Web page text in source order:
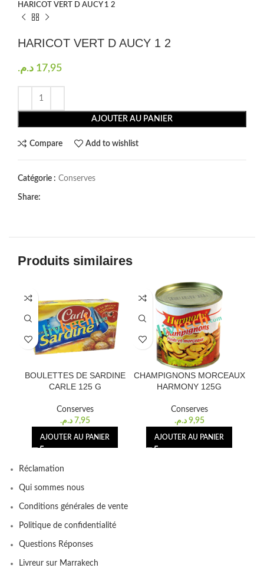
HARICOT VERT D AUCY 1 2
HARICOT VERT D AUCY 1 2
17,95 د.م.
AJOUTER AU PANIER
Compare Add to wishlist
Catégorie : Conserves
Share:
Produits similaires
BOULETTES DE SARDINE
CARLE 125 G
Conserves
7,95 د.م.
AJOUTER AU PANIER
CHAMPIGNONS MORCEAUX
HARMONY 125G
Conserves
9,95 د.م.
AJOUTER AU PANIER
Réclamation
Qui sommes nous
Conditions générales de vente
Politique de confidentialité
Questions Réponses
Livreur sur Marrakech